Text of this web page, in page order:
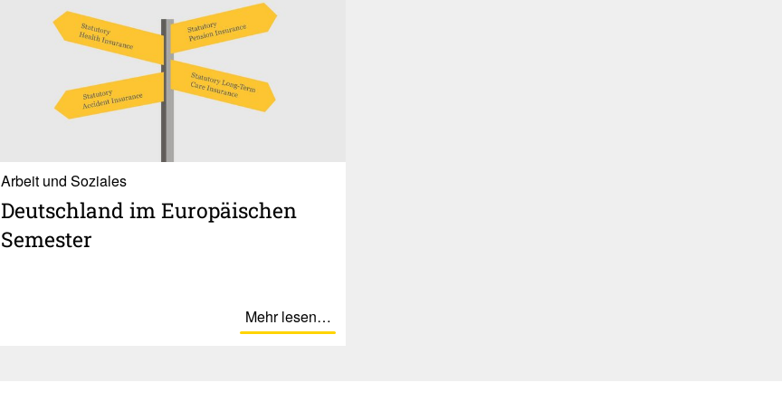
Ar­beit und So­zia­les
Deutsch­land im Euro­päi­schen
Semester
Mehr lesen…